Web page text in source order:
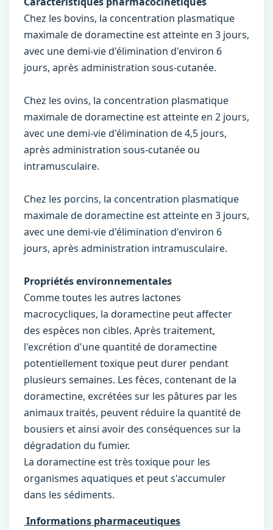
Chez les bovins, la concentration plasmatique
maximale de doramectine est atteinte en 3 jours,
avec une demi-vie d'élimination d'environ 6
jours, après administration sous-cutanée.
Chez les ovins, la concentration plasmatique
maximale de doramectine est atteinte en 2 jours,
avec une demi-vie d'élimination de 4,5 jours,
après administration sous-cutanée ou
intramusculaire.
Chez les porcins, la concentration plasmatique
maximale de doramectine est atteinte en 3 jours,
avec une demi-vie d'élimination d'environ 6
jours, après administration intramusculaire.
Propriétés environnementales
Comme toutes les autres lactones
macrocycliques, la doramectine peut affecter
des espèces non cibles. Après traitement,
l'excrétion d'une quantité de doramectine
potentiellement toxique peut durer pendant
plusieurs semaines. Les fèces, contenant de la
doramectine, excrétées sur les pâtures par les
animaux traités, peuvent réduire la quantité de
bousiers et ainsi avoir des conséquences sur la
dégradation du fumier.
La doramectine est très toxique pour les
organismes aquatiques et peut s'accumuler
dans les sédiments.
Informations pharmaceutiques